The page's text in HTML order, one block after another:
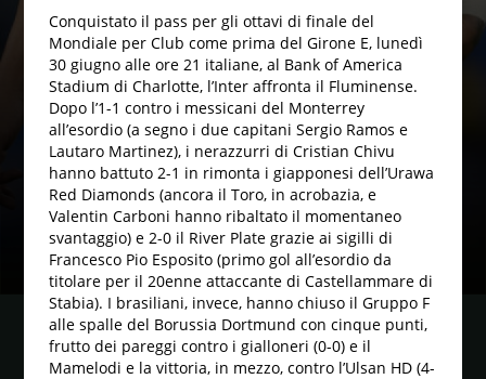
Conquistato il pass per gli ottavi di finale del
Mondiale per Club come prima del Girone E, lunedì
30 giugno alle ore 21 italiane, al Bank of America
Stadium di Charlotte, l’Inter affronta il Fluminense.
Dopo l’1-1 contro i messicani del Monterrey
all’esordio (a segno i due capitani Sergio Ramos e
Lautaro Martinez), i nerazzurri di Cristian Chivu
hanno battuto 2-1 in rimonta i giapponesi dell’Urawa
Red Diamonds (ancora il Toro, in acrobazia, e
Valentin Carboni hanno ribaltato il momentaneo
svantaggio) e 2-0 il River Plate grazie ai sigilli di
Francesco Pio Esposito (primo gol all’esordio da
titolare per il 20enne attaccante di Castellammare di
Stabia). I brasiliani, invece, hanno chiuso il Gruppo F
alle spalle del Borussia Dortmund con cinque punti,
frutto dei pareggi contro i gialloneri (0-0) e il
Mamelodi e la vittoria, in mezzo, contro l’Ulsan HD (4-